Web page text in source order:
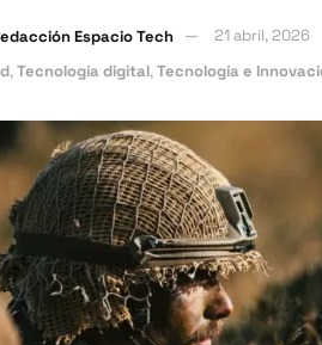
Espacio Tech
21 abril, 2026
,Tecnología digital,Tecnología e